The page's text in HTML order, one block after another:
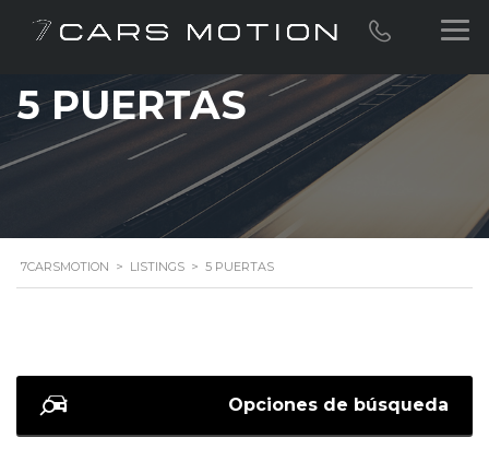
5 PUERTAS
7CARSMOTION > LISTINGS > 5 PUERTAS
Opciones de búsqueda